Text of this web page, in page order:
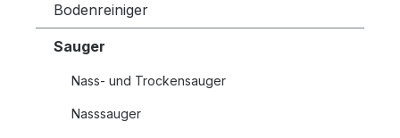
Bodenreiniger
Sauger
Nass- und Trockensauger
Nasssauger